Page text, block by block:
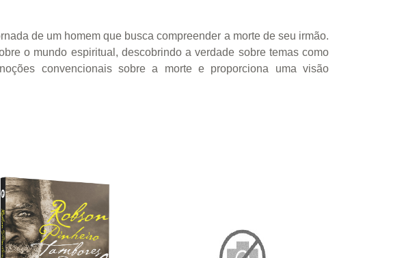
de um homem que busca compreender a morte de seu irmão.
o mundo espiritual, descobrindo a verdade sobre temas como
convencionais sobre a morte e proporciona uma visão